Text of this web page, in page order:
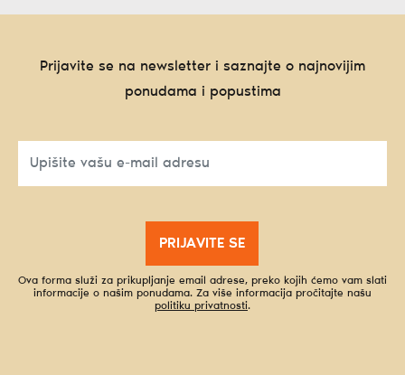
Prijavite se na newsletter i saznajte o najnovijim
ponudama i popustima
PRIJAVITE SE
Ova forma služi za prikupljanje email adrese, preko kojih ćemo vam slati
informacije o našim ponudama. Za više informacija pročitajte našu
politiku privatnosti.